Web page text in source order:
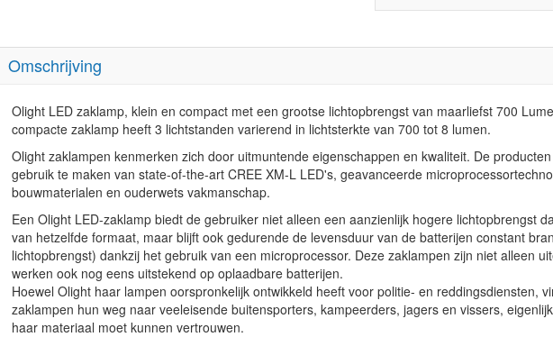
Omschrijving
Olight LED zaklamp, klein en compact met een grootse lichtopbrengst van maarliefst 700
compacte zaklamp heeft 3 lichtstanden varierend in lichtsterkte van 700 tot 8 lumen.
Olight zaklampen kenmerken zich door uitmuntende eigenschappen en kwaliteit. De
gebruik te maken van state-of-the-art CREE XM-L LED's, geavanceerde
bouwmaterialen en ouderwets vakmanschap.
Een Olight LED-zaklamp biedt de gebruiker niet alleen een aanzienlijk hogere lichtopbrengst
van hetzelfde formaat, maar blijft ook gedurende de levensduur van de batterijen constant
lichtopbrengst) dankzij het gebruik van een microprocessor. Deze zaklampen zijn niet alleen
werken ook nog eens uitstekend op oplaadbare batterijen.
Hoewel Olight haar lampen oorspronkelijk ontwikkeld heeft voor politie- en reddingsdiensten,
zaklampen hun weg naar veeleisende buitensporters, kampeerders, jagers en vissers,
haar materiaal moet kunnen vertrouwen.